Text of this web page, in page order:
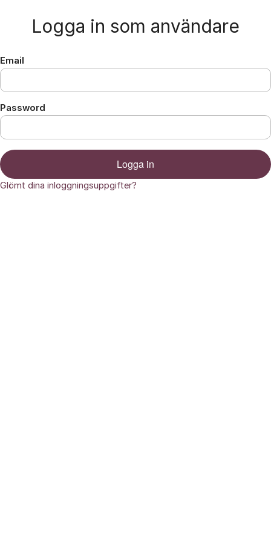
Logga in som användare
Email
Password
Logga in
Glömt dina inloggningsuppgifter?